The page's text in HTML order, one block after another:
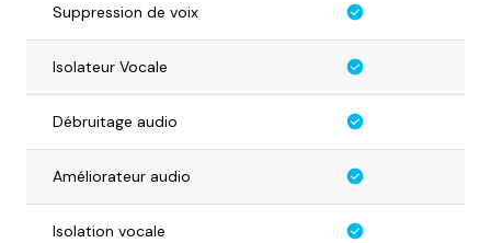
Suppression de voix
Isolateur Vocale
Débruitage audio
Améliorateur audio
Isolation vocale